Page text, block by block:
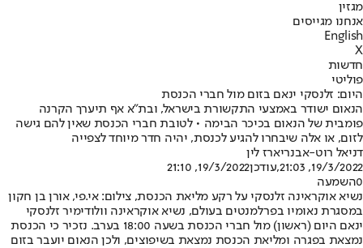
מגזין
אנחנו מגייסים
English
X
חדשות
פוליטי
היום: זלנסקי ינאם בזום מול חברי הכנסת
הנאום ישודר באמצעי התקשורת בישראל, ובת"א אף תיערך הקרנה
פומבית של הנאום בכיכר הבימה • לטובת חברי הכנסת שאין להם גישה
לזום, או אלה שיבחרו להגיע לכנסת, יהיה חדר מיוחד לצפייה
דניאל רוט-אבנריארז לין
19/3/2022, 21:03
,עודכן19/3/2022, 21:10
0השמעה
נשיא אוקראינה זלנסקי על רקע מליאת הכנסת, צילום: אי.פי, אורן בן חקון
במסגרת נאומיו בפרלמנטים בעולם, נשיא אוקראינה וולודימיר זלנסקי
ינאם היום (ראשון) מול חברי הכנסת בשעה 18:00 בערב. נזכיר כי הכנסת
נמצאת בפגרה ומליאת הכנסת נמצאת בשיפוצים, ולכן הנאום יועבר בזום